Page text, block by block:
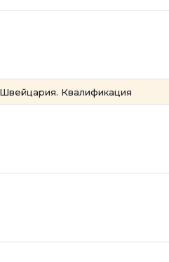
Квалификация